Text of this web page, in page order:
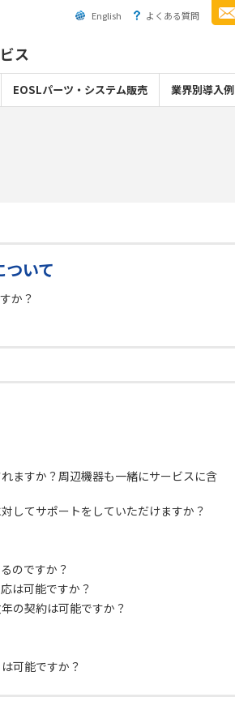
ス
English よくある質問
EOSLパーツ・システム販売 業界別導入例
いて
か？
ますか？周辺機器も一緒にサービスに含
してサポートをしていただけますか？
のですか？
は可能ですか？
の契約は可能ですか？
可能ですか？